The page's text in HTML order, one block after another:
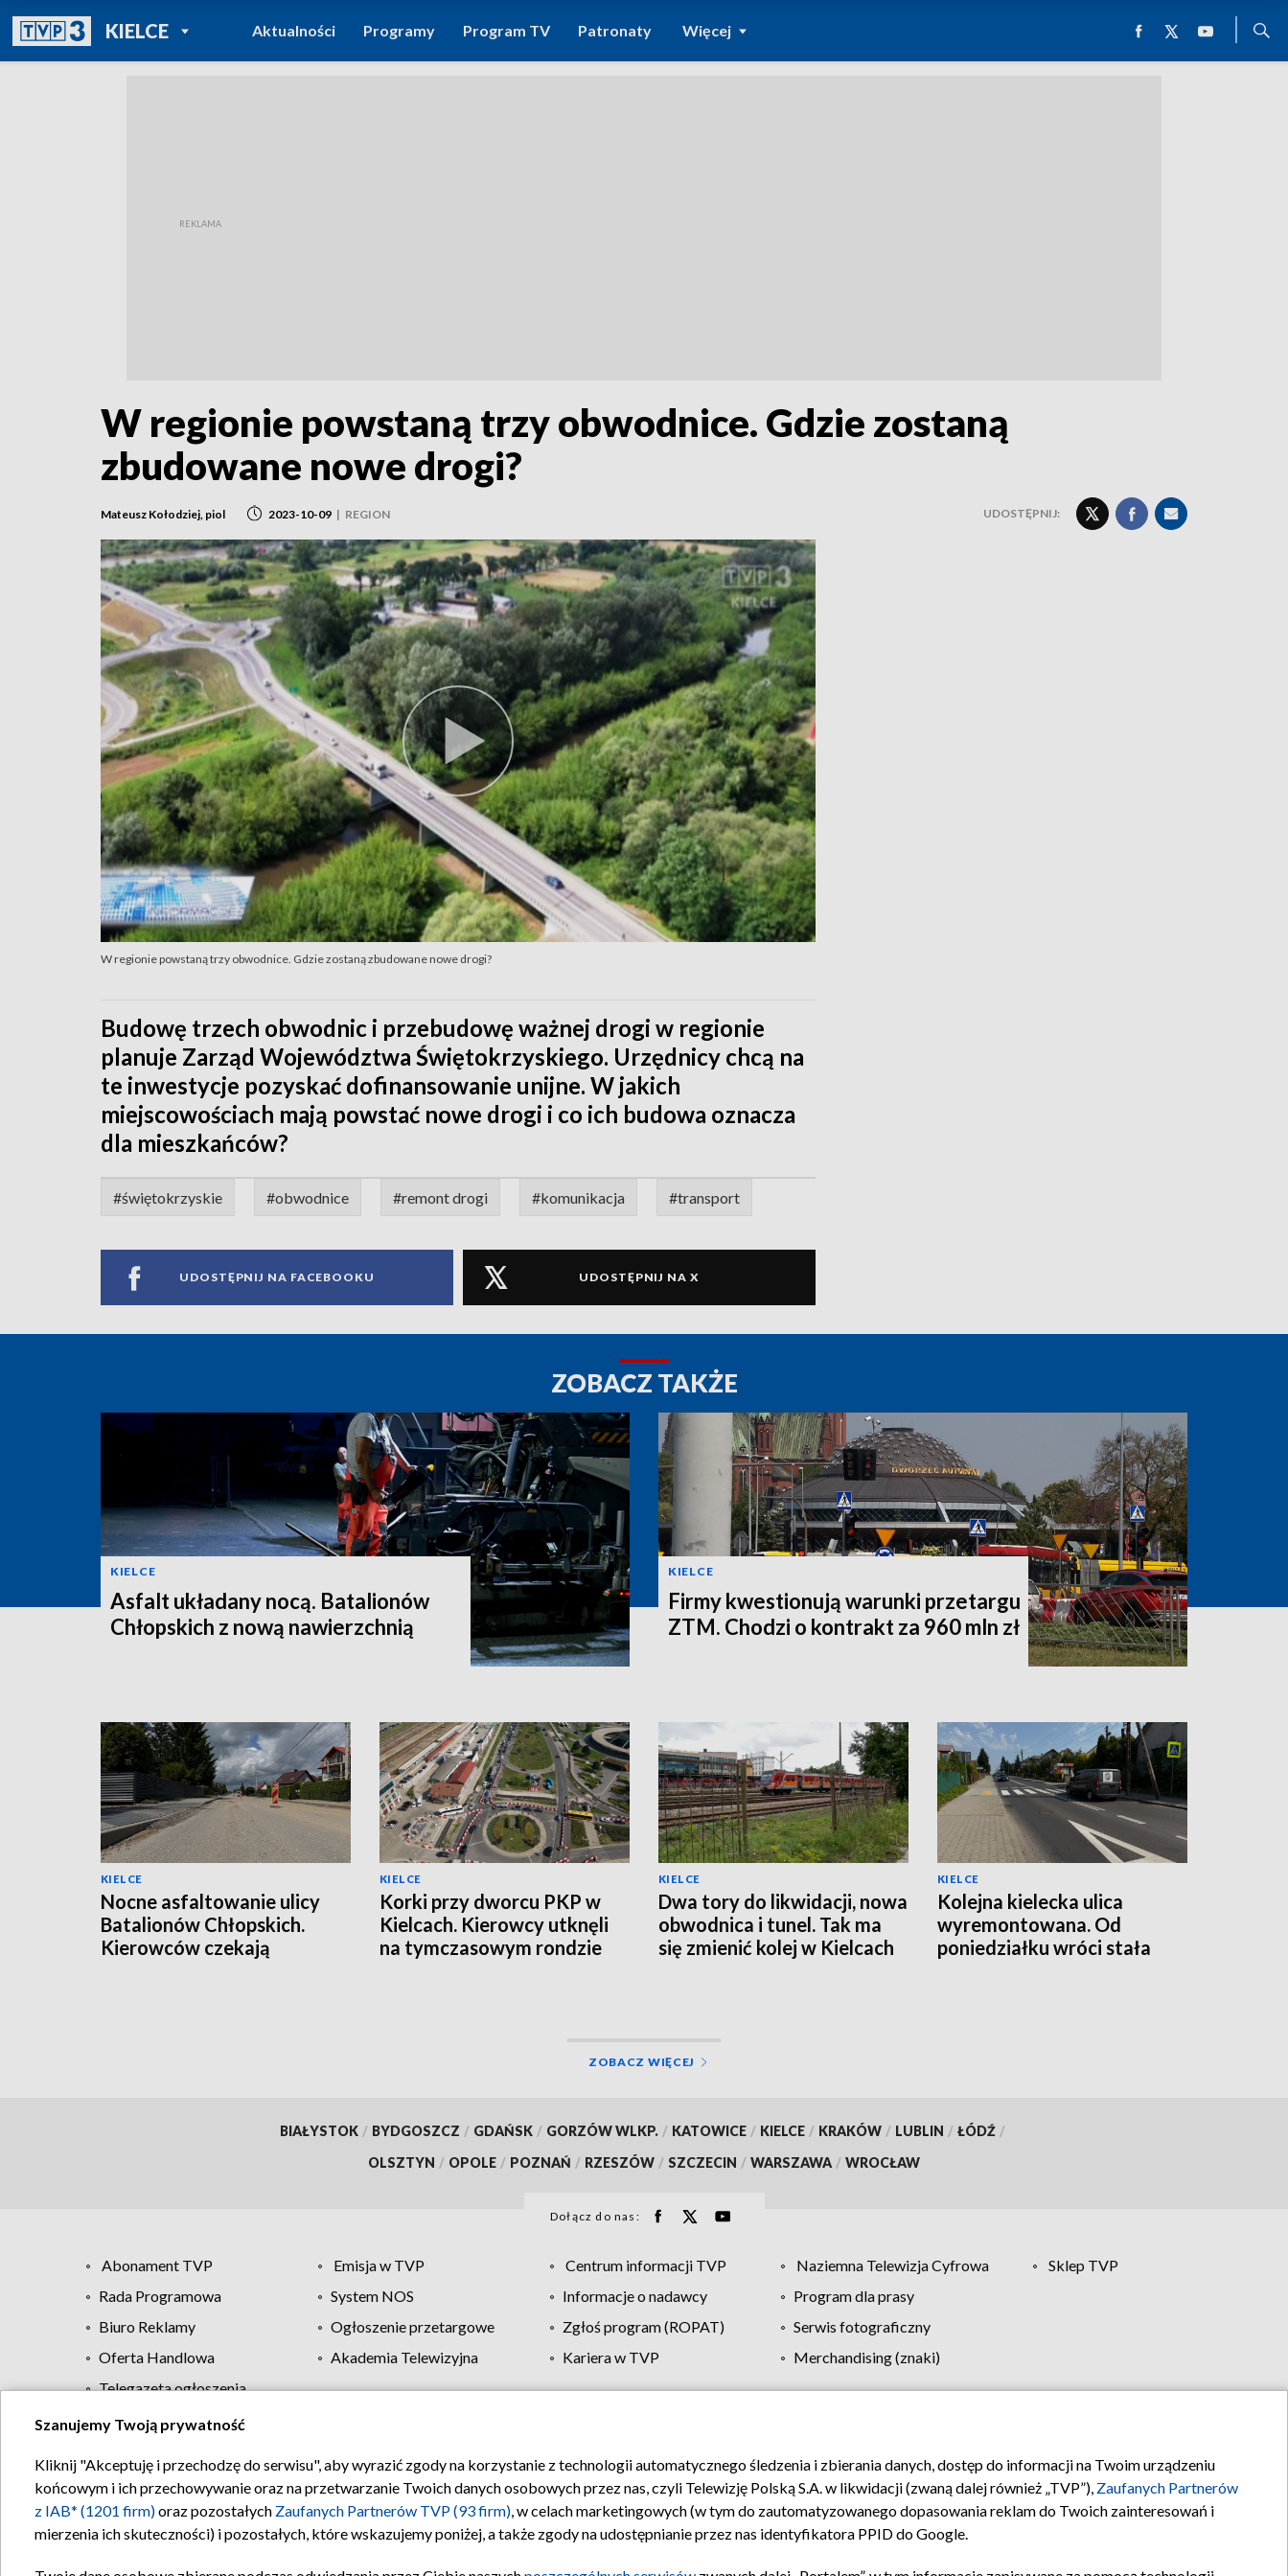
KIELCEPOWRÓT DO
TVP REGIONY
Aktualności Programy Program TV Patronaty Więcej
W regionie powstaną trzy obwodnice. Gdzie zostaną
zbudowane nowe drogi?
Mateusz Kołodziej, piol 2023-10-09 | REGION UDOSTĘPNIJ:
W regionie powstaną trzy obwodnice. Gdzie zostaną zbudowane nowe drogi?
Budowę trzech obwodnic i przebudowę ważnej drogi w regionie
planuje Zarząd Województwa Świętokrzyskiego. Urzędnicy chcą na
te inwestycje pozyskać dofinansowanie unijne. W jakich
miejscowościach mają powstać nowe drogi i co ich budowa oznacza
dla mieszkańców?
#świętokrzyskie #obwodnice #remont drogi #komunikacja #transport
UDOSTĘPNIJ NA FACEBOOKU UDOSTĘPNIJ NA X
ZOBACZ TAKŻE
KIELCE
Asfalt układany nocą. Batalionów
Chłopskich z nową nawierzchnią
KIELCE
Firmy kwestionują warunki przetargu
ZTM. Chodzi o kontrakt za 960 mln zł
KIELCE
Nocne asfaltowanie ulicy
Batalionów Chłopskich.
Kierowców czekają
KIELCE
Korki przy dworcu PKP w
Kielcach. Kierowcy utknęli
na tymczasowym rondzie
KIELCE
Dwa tory do likwidacji, nowa
obwodnica i tunel. Tak ma
się zmienić kolej w Kielcach
KIELCE
Kolejna kielecka ulica
wyremontowana. Od
poniedziałku wróci stała
ZOBACZ WIĘCEJ
BIAŁYSTOK / BYDGOSZCZ / GDAŃSK / GORZÓW WLKP. / KATOWICE / KIELCE / KRAKÓW / LUBLIN / ŁÓDŹ /
OLSZTYN / OPOLE / POZNAŃ / RZESZÓW / SZCZECIN / WARSZAWA / WROCŁAW
Dołącz do nas:
Abonament TVP Emisja w TVP Centrum informacji TVP Naziemna Telewizja Cyfrowa
Sklep TVP
Rada Programowa
System NOS Informacje o nadawcy
Program dla prasy
Biuro Reklamy
Ogłoszenie przetargowe Zgłoś program (ROPAT)
Serwis fotograficzny
Oferta Handlowa
Akademia Telewizyjna Kariera w TVP
Merchandising (znaki)
Telegazeta ogłoszenia
Regulamin TVP Polityka prywatności Moje zgody Pomoc Biuro reklamy Kontakt
Szanujemy Twoją prywatność
Kliknij "Akceptuję i przechodzę do serwisu", aby wyrazić zgody na korzystanie z technologii automatycznego śledzenia i zbierania danych, dostęp do informacji na Twoim urządzeniu
końcowym i ich przechowywanie oraz na przetwarzanie Twoich danych osobowych przez nas, czyli Telewizję Polską S.A. w likwidacji (zwaną dalej również „TVP”), Zaufanych Partnerów
z IAB* (1201 firm)oraz pozostałych Zaufanych Partnerów TVP (93 firm), w celach marketingowych (w tym do zautomatyzowanego dopasowania reklam do Twoich zainteresowań i
mierzenia ich skuteczności) i pozostałych, które wskazujemy poniżej, a także zgody na udostępnianie przez nas identyfikatora PPID do Google.